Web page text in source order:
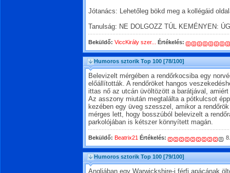
Jótanács: Lehetőleg bökd meg a kollégáid
Tanulság: NE DOLGOZZ TÚL KEMÉNYEN:
Beküldő: ViccKirály szer... Értékelés:
Humoros sztorik Top 100 [78/100]
Belevizelt mérgében a rendőrkocsiba egy
előállították. A rendőröket hangos
ittas nő az utcán üvöltözött a barátjával,
Az asszony miután megtalálta a pótkulcsot
kezében egy üveg szesszel, amikor a
mérges lett, hogy bosszúból belevizelt a
parkolójában is kétszer könnyített magán.
Beküldő: Beatrix21 Értékelés:
Humoros sztorik Top 100 [79/100]
Angliában egy Warwickshire-i férfi apácának